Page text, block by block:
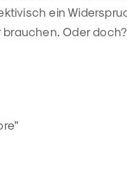
ein
Oder doch?